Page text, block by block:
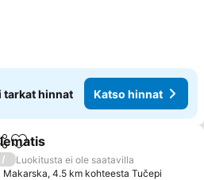
tarkat hinnat Katso hinnat
Lisää suosikkeihin
/
Luokitusta ei ole saatavilla
Makarska, 4.5 km kohteesta Tučepi